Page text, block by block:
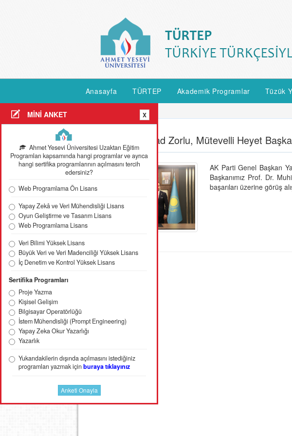
Anasayfa TÜRTEP Akademik Programlar Tüzük
MİNİ ANKET X
Ahmet Yesevi Üniversitesi Uzaktan Eğitim
Programları kapsamında hangi programlar ve ayrıca
hangi sertifika programlarının açılmasını tercih
edersiniz?
Web Programlama Ön Lisans
Yapay Zekâ ve Veri Mühendisliği Lisans
Oyun Geliştirme ve Tasarım Lisans
Web Programlama Lisans
Veri Bilimi Yüksek Lisans
Büyük Veri ve Veri Madenciliği Yüksek Lisans
İç Denetim ve Kontrol Yüksek Lisans
Sertifika Programları
Proje Yazma
Kişisel Gelişim
Bilgisayar Operatörlüğü
İstem Mühendisliği (Prompt Engineering)
Yapay Zeka Okur Yazarlığı
Yazarlık
Yukarıdakilerin dışında açılmasını istediğiniz
programları yazmak için buraya tıklayınız
Güncel Detay
Prof. Dr. Kürşad Zorlu, Mütevelli Heyet
AK Parti Genel Başkan
Başkanımız Prof. Dr.
başarıları üzerine görüş